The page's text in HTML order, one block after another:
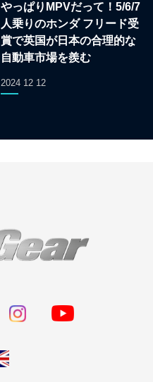
やっぱりMPVだって！5/6/7
人乗りのホンダ フリード受
賞で英国が日本の合理的な
自動車市場を羨む
2024 12 12